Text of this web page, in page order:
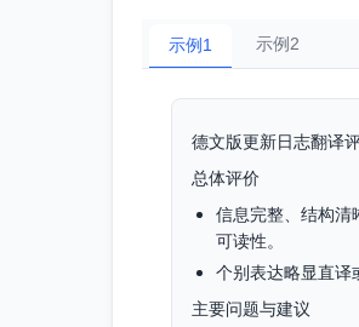
示例1 示例2
德文版更新日志翻译
总体评价
信息完整、结构清
可读性。
个别表达略显直译
主要问题与建议